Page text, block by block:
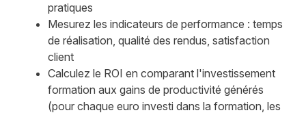
pratiques
Mesurez les indicateurs de performance : temps
de réalisation, qualité des rendus, satisfaction
client
Calculez le ROI en comparant l'investissement
formation aux gains de productivité générés
(pour chaque euro investi dans la formation, les